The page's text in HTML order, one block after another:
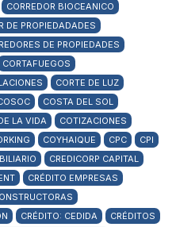
CORREDOR BIOCEANICO
DE PROPIEDADADES
DE PROPIEDADES
CORTAFUEGOS
CORTE DE LUZ
COSTA DEL SOL
LA VIDA
COTIZACIONES
COYHAIQUE CPC
CPI
CREDICORP CAPITAL
CRÉDITO EMPRESAS
CRÉDITO: CEDIDA
CRÉDITOS